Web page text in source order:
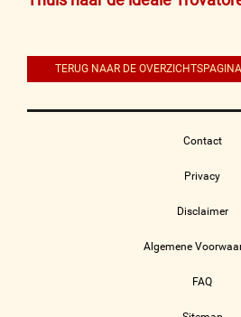
TERUG NAAR DE OVERZICHTSPAGINA
Contact
Privacy
Disclaimer
Algemene
FAQ